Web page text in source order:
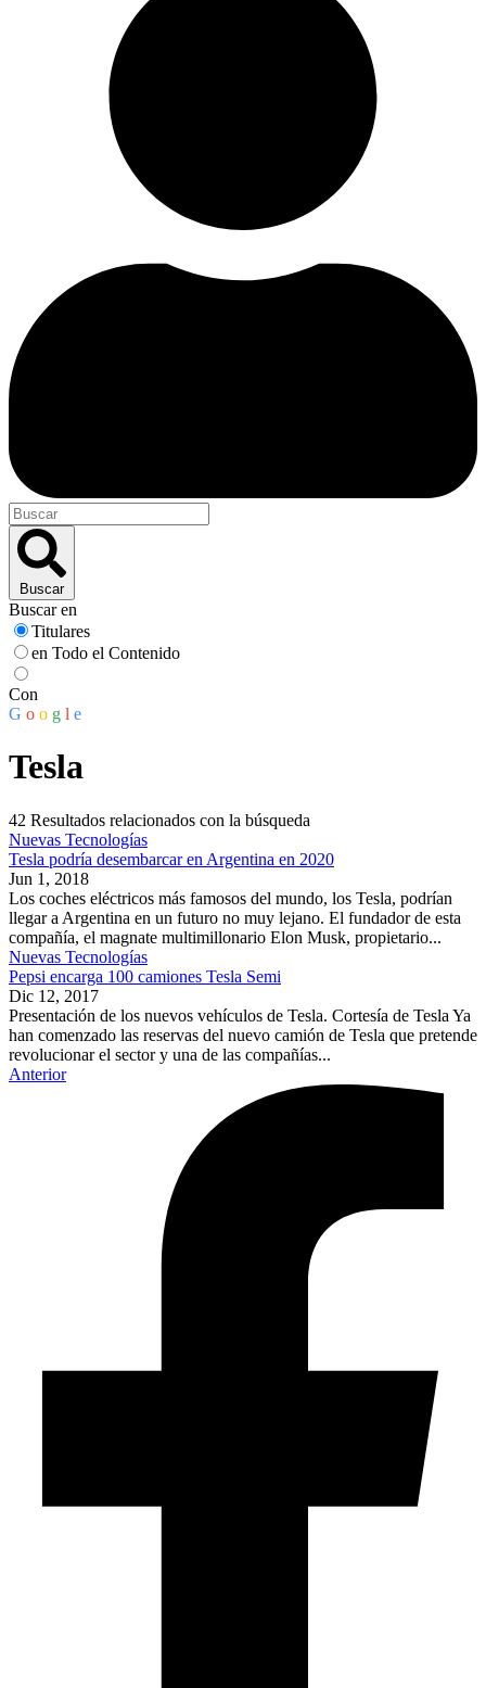
Buscar
Buscar en
Titulares
en Todo el Contenido
Con
G o o g l e
Tesla
42 Resultados relacionados con la búsqueda
Nuevas Tecnologías
Tesla podría desembarcar en Argentina en 2020
Jun 1, 2018
Los coches eléctricos más famosos del mundo, los Tesla, podrían
llegar a Argentina en un futuro no muy lejano. El fundador de esta
compañía, el magnate multimillonario Elon Musk, propietario...
Nuevas Tecnologías
Pepsi encarga 100 camiones Tesla Semi
Dic 12, 2017
Presentación de los nuevos vehículos de Tesla. Cortesía de Tesla Ya
han comenzado las reservas del nuevo camión de Tesla que pretende
revolucionar el sector y una de las compañías...
Anterior